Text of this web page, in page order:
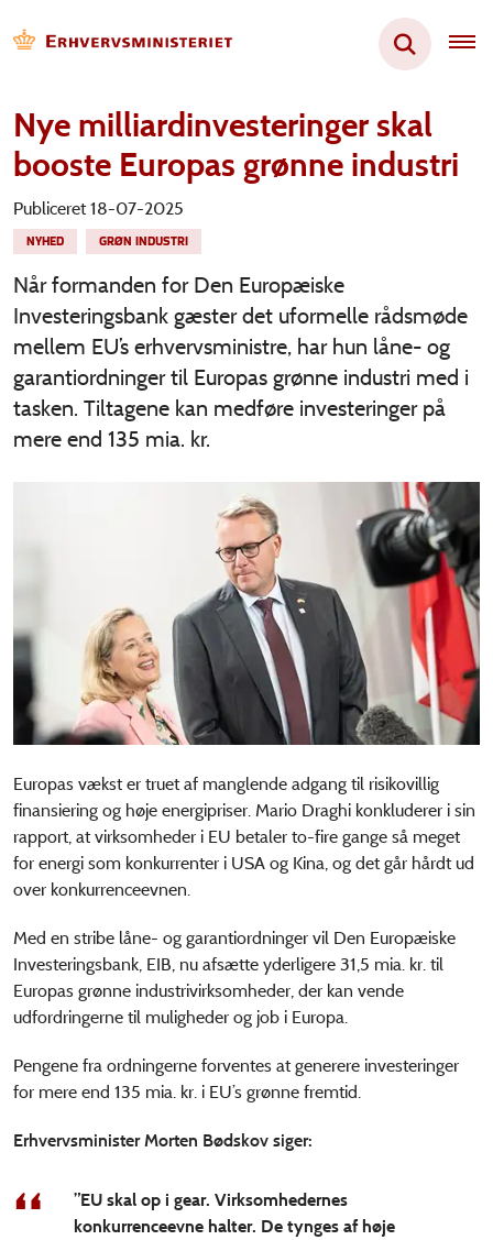
Nye milliardinvesteringer skal
booste Europas grønne industri
Publiceret 18-07-2025
NYHED GRØN INDUSTRI
Når formanden for Den Europæiske
Investeringsbank gæster det uformelle rådsmøde
mellem EU’s erhvervsministre, har hun låne- og
garantiordninger til Europas grønne industri med i
tasken. Tiltagene kan medføre investeringer på
mere end 135 mia. kr.
Europas vækst er truet af manglende adgang til risikovillig
finansiering og høje energipriser. Mario Draghi konkluderer i sin
rapport, at virksomheder i EU betaler to-fire gange så meget
for energi som konkurrenter i USA og Kina, og det går hårdt ud
over konkurrenceevnen.
Med en stribe låne- og garantiordninger vil Den Europæiske
Investeringsbank, EIB, nu afsætte yderligere 31,5 mia. kr. til
Europas grønne industrivirksomheder, der kan vende
udfordringerne til muligheder og job i Europa.
Pengene fra ordningerne forventes at generere investeringer
for mere end 135 mia. kr. i EU’s grønne fremtid.
Erhvervsminister Morten Bødskov siger:
”EU skal op i gear. Virksomhedernes
konkurrenceevne halter. De tynges af høje